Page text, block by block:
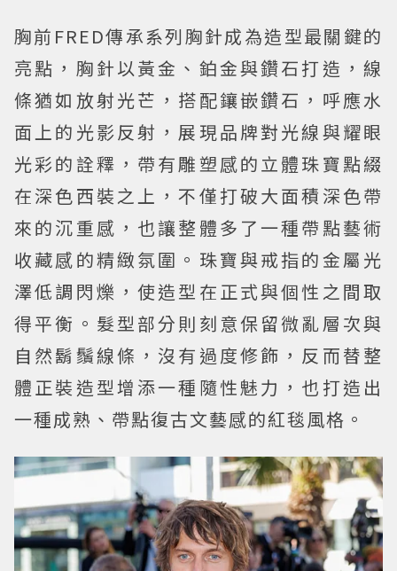
胸前FRED傳承系列胸針成為造型最關鍵的
亮點，胸針以黃金、鉑金與鑽石打造，線
條猶如放射光芒，搭配鑲嵌鑽石，呼應水
面上的光影反射，展現品牌對光線與耀眼
光彩的詮釋，帶有雕塑感的立體珠寶點綴
在深色西裝之上，不僅打破大面積深色帶
來的沉重感，也讓整體多了一種帶點藝術
收藏感的精緻氛圍。珠寶與戒指的金屬光
澤低調閃爍，使造型在正式與個性之間取
得平衡。髮型部分則刻意保留微亂層次與
自然鬍鬚線條，沒有過度修飾，反而替整
體正裝造型增添一種隨性魅力，也打造出
一種成熟、帶點復古文藝感的紅毯風格。